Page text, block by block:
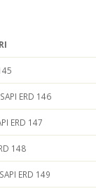
ERD 146
ERD 147
148
ERD 149